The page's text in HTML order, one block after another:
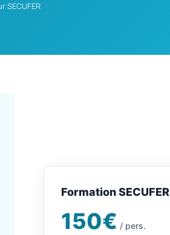
Formation SECUFER
150€ / pers.